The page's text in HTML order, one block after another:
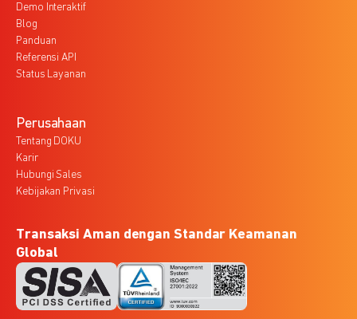
Demo Interaktif
Blog
Panduan
Referensi API
Status Layanan
Perusahaan
Tentang DOKU
Karir
Hubungi Sales
Kebijakan Privasi
Transaksi Aman dengan Standar Keamanan
Global